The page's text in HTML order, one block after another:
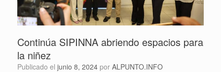
Continúa SIPINNA abriendo espacios para
la niñez
Publicado el junio 8, 2024 por ALPUNTO.INFO